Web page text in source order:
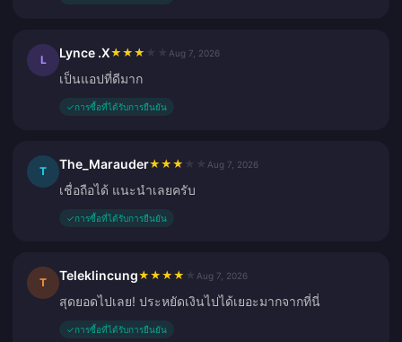
L Lynce .X★ ★ ★ Aug 7, 2026
เป็นแอปที่ดีมาก
✓การซื้อที่ได้รับการยืนยัน
T The_Marauder★ ★ ★ Aug 7, 2026
เชื่อถือได้ แนะนำเลยครับ
✓การซื้อที่ได้รับการยืนยัน
T Teleklincung★ ★ ★ ★ Aug 7, 2026
สุดยอดไปเลย! ประหยัดเงินไปได้เยอะมากจากที่นี่
✓การซื้อที่ได้รับการยืนยัน